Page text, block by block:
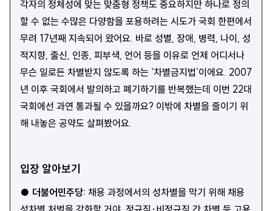
각자의 정체성에 맞는 맞춤형 정책도 중요하지만 하나로 정의
할 수 없는 수많은 다양함을 포용하려는 시도가 국회 한편에서
무려 17년째 지속되어 왔어요. 바로 성별, 장애, 병력, 나이, 성
적지향, 출신, 인종, 피부색, 언어 등을 이유로 언제 어디서나
무슨 일로든 차별받지 않도록 하는 ‘차별금지법’이에요. 2007
년 이후 국회에서 발의하고 폐기하기를 반복했는데 이번 22대
국회에선 과연 통과될 수 있을까요? 이밖에 차별을 줄이기 위
해 내놓은 공약도 살펴봤어요.
입장 알아보기
● 더불어민주당: 채용 과정에서의 성차별을 막기 위해 채용